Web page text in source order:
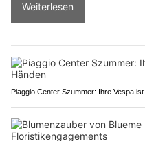
Weiterlesen
Piaggio Center Szummer: Ihre Vespa